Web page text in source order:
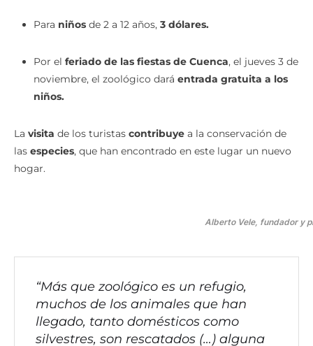
Para niños de 2 a 12 años, 3 dólares.
Por el feriado de las fiestas de Cuenca, el jueves 3 de
noviembre, el zoológico dará entrada gratuita a los
niños.
La visita de los turistas contribuye a la conservación de
las especies, que han encontrado en este lugar un nuevo
hogar.
Alberto Vele, fundador y
“Más que zoológico es un refugio,
muchos de los animales que han
llegado, tanto domésticos como
silvestres, son rescatados (…) alguna